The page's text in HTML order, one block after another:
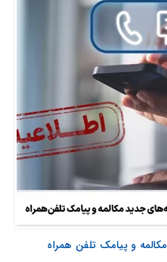
و پیامک تلفن همراه